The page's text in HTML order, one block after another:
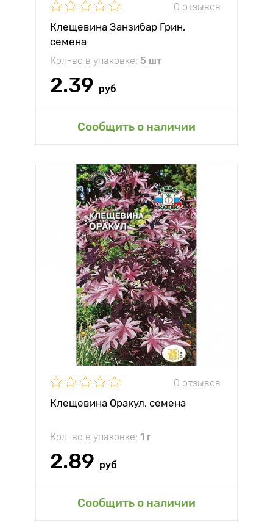
0 отзывов
Клещевина Занзибар Грин,
семена
Кол-во в упаковке: 5 шт
2.39 руб
Сообщить о наличии
0 отзывов
Клещевина Оракул, семена
Кол-во в упаковке: 1 г
2.89 руб
Сообщить о наличии